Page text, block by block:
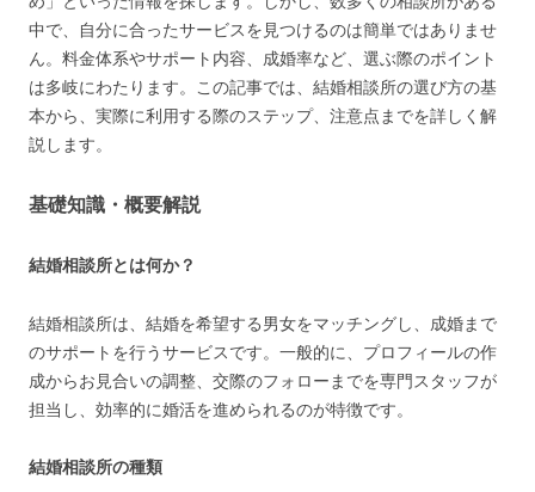
中で、自分に合ったサービスを見つけるのは簡単ではありませ
ん。料金体系やサポート内容、成婚率など、選ぶ際のポイント
は多岐にわたります。この記事では、結婚相談所の選び方の基
本から、実際に利用する際のステップ、注意点までを詳しく解
説します。
基礎知識・概要解説
結婚相談所とは何か？
結婚相談所は、結婚を希望する男女をマッチングし、成婚まで
のサポートを行うサービスです。一般的に、プロフィールの作
成からお見合いの調整、交際のフォローまでを専門スタッフが
担当し、効率的に婚活を進められるのが特徴です。
結婚相談所の種類